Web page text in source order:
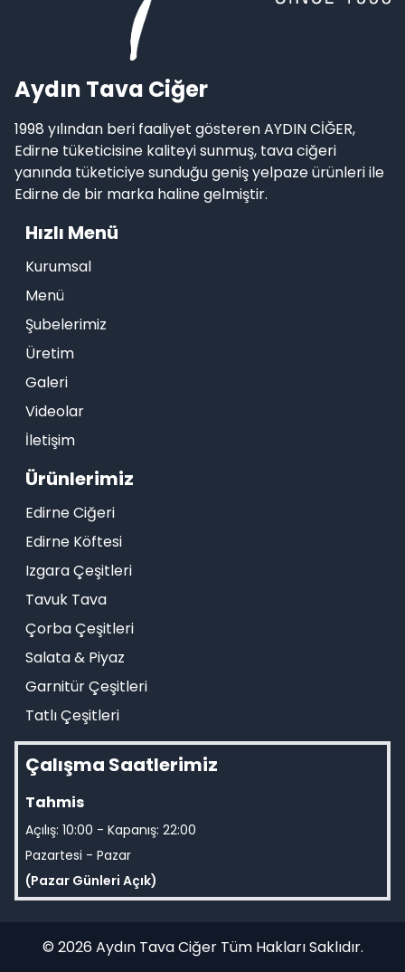
Aydın Tava Ciğer
1998 yılından beri faaliyet gösteren AYDIN CİĞER,
Edirne tüketicisine kaliteyi sunmuş, tava ciğeri
yanında tüketiciye sunduğu geniş yelpaze ürünleri ile
Edirne de bir marka haline gelmiştir.
Hızlı Menü
Kurumsal
Menü
Şubelerimiz
Üretim
Galeri
Videolar
İletişim
Ürünlerimiz
Edirne Ciğeri
Edirne Köftesi
Izgara Çeşitleri
Tavuk Tava
Çorba Çeşitleri
Salata & Piyaz
Garnitür Çeşitleri
Tatlı Çeşitleri
Çalışma Saatlerimiz
Tahmis
Açılış: 10:00 - Kapanış: 22:00
Pazartesi - Pazar
(Pazar Günleri Açık)
© 2026 Aydın Tava Ciğer Tüm Hakları Saklıdır.